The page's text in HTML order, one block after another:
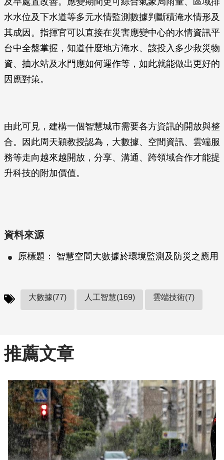
水水位及下水道等多元水情監測數據判斷積淹水情形及
其成因。指揮官可以直接在災害應變中心的水情資訊平
台中全盤掌握，知道什麼地方淹水、該投入多少救災物
資、抽水站及水門應如何運作等，如此就能做出更好的
因應對策。
由此可見，建構一個智慧城市需要各方資訊的開放與整
合。因此周天穎教授認為，大數據、空間資訊、雲端服
務等走向越來越開放，分享、溝通、跨領域合作才能提
升科技的附加價值。
資料來源
原標題： 智慧空間大數據於環境監測及防災之應用
大數據(77) 人工智慧(169) 雲端技術(7)
推薦文章